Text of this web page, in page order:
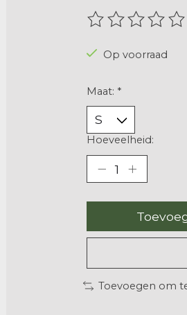
De beoordeling
Op voorraad
Maat: *
Hoeveelheid:
Toevoegen om